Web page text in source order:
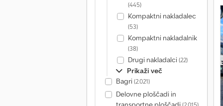
(445)
Kompaktni nakladalec
(53)
Kompaktni nakladalnik
(38)
Drugi nakladalci(22)
Prikaži več
Bagri(2.021)
Delovne ploščadi in